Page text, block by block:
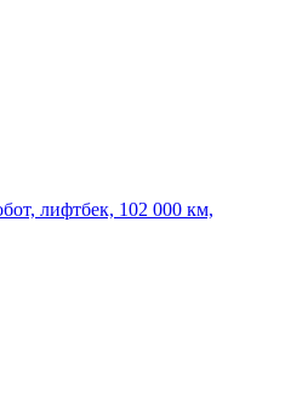
лифтбек, 102 000 км,